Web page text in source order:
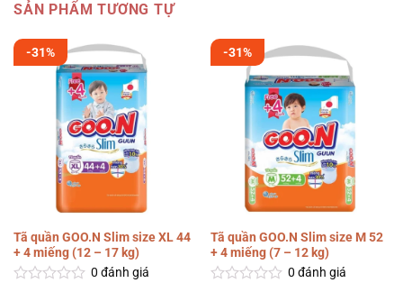
SẢN PHẨM TƯƠNG TỰ
-31%
Tã quần GOO.N Slim size XL 44
+ 4 miếng (12 – 17 kg)
0 đánh giá
-31%
Tã quần GOO.N Slim size M 52
+ 4 miếng (7 – 12 kg)
0 đánh giá